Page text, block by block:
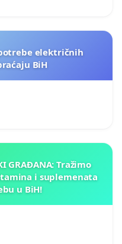
električnih
BiH
GRAĐANA: Tražimo
i suplemenata
u BiH!